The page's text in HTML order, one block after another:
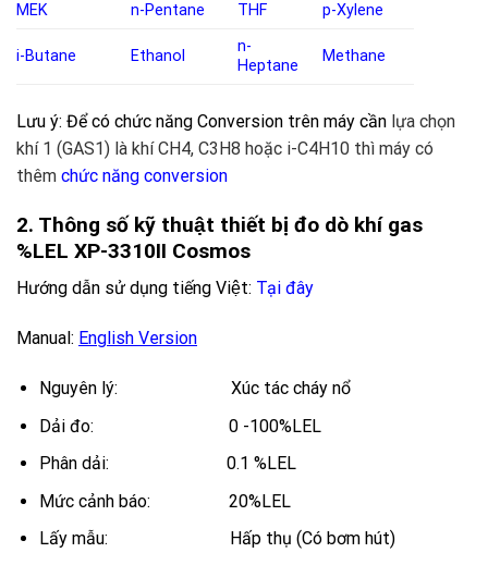
MEK
n-Pentane THF p-Xylene
i-Butane Ethanol
n-
Heptane
Methane
Lưu ý: Để có chức năng Conversion trên máy cần lựa chọn
khí 1 (GAS1) là khí CH4, C3H8 hoặc i-C4H10 thì máy có
thêm chức năng conversion
2. Thông số kỹ thuật thiết bị đo dò khí gas
%LEL XP-3310II Cosmos
Hướng dẫn sử dụng tiếng Việt: Tại đây
Manual: English Version
Nguyên lý: Xúc tác cháy nổ
Dải đo: 0 -100%LEL
Phân dải: 0.1 %LEL
Mức cảnh báo: 20%LEL
Lấy mẫu: Hấp thụ (Có bơm hút)